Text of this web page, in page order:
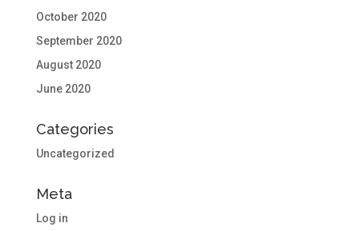
October 2020
September 2020
August 2020
June 2020
Categories
Uncategorized
Meta
Log in